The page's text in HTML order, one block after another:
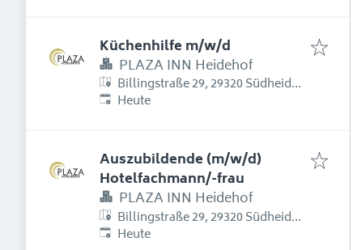
Küchenhilfe m/w/d
PLAZA INN Heidehof
Billingstraße 29, 29320 Südheide,
Deutschland
Erschienen
Heute
Auszubildende (m/w/d)
Hotelfachmann/-frau
PLAZA INN Heidehof
Billingstraße 29, 29320 Südheide,
Deutschland
Erschienen
Heute